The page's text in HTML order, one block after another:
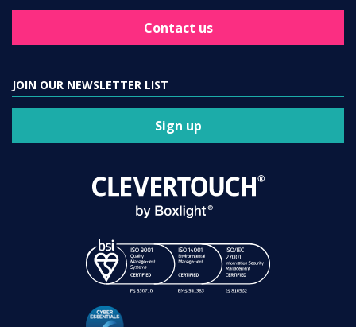
Contact us
JOIN OUR NEWSLETTER LIST
Sign up